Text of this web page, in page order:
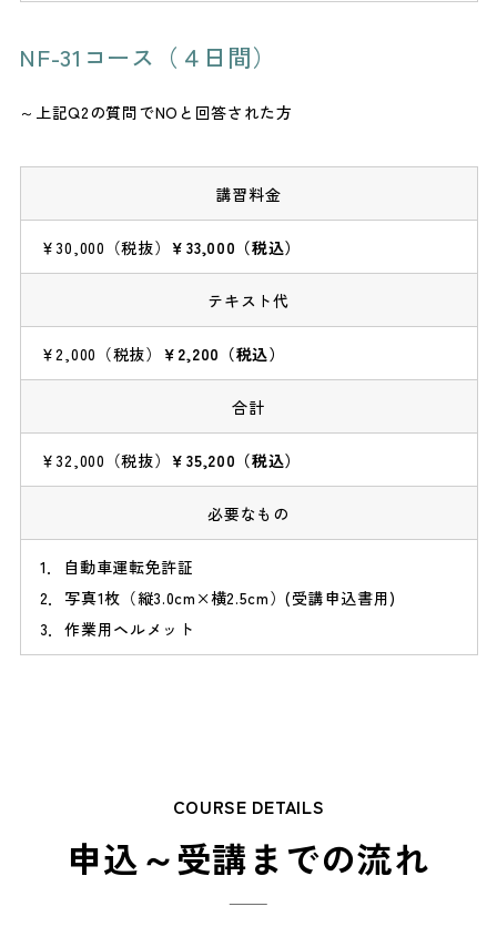
NF-31コース（４日間）
～上記Q2の質問でNOと回答された方
講習料金
￥30,000（税抜） ￥33,000（税込）
テキスト代
￥2,000（税抜） ￥2,200（税込）
合計
￥32,000（税抜） ￥35,200（税込）
必要なもの
自動車運転免許証
写真1枚（縦3.0cm×横2.5cm）(受講申込書用)
作業用ヘルメット
COURSE DETAILS
申込～受講までの流れ